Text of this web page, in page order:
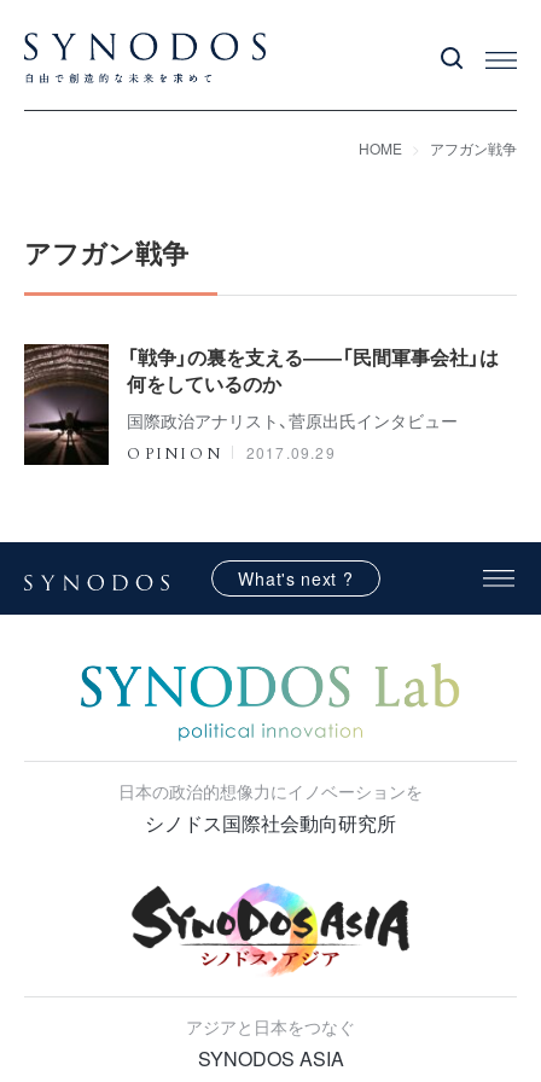
HOME アフガン戦争
アフガン戦争
「戦争」の裏を支える――「民間軍事会社」は
何をしているのか
国際政治アナリスト、菅原出氏インタビュー
OPINION 2017.09.29
What's next ?
日本の政治的想像力にイノベーションを
シノドス国際社会動向研究所
アジアと日本をつなぐ
SYNODOS ASIA